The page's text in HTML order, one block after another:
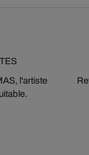
l'artiste